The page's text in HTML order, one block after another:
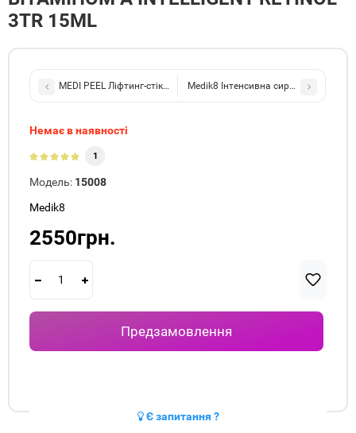
3TR 15ML
Medik8 Інтенсивна сироватка з
Немає в наявності
1
Модель: 15008
Medik8
2550грн.
Предзамовлення
Є запитання ?